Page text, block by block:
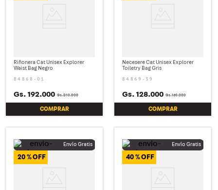
Riñonera Cat Unisex Explorer
Waist Bag Negro
84868-01
Gs.240.000
Gs. 192.000
COMPRAR
Necesere Cat Unisex Explorer
Toiletry Bag Gris
84869-39
Gs.160.000
Gs. 128.000
COMPRAR
20 % 40 %